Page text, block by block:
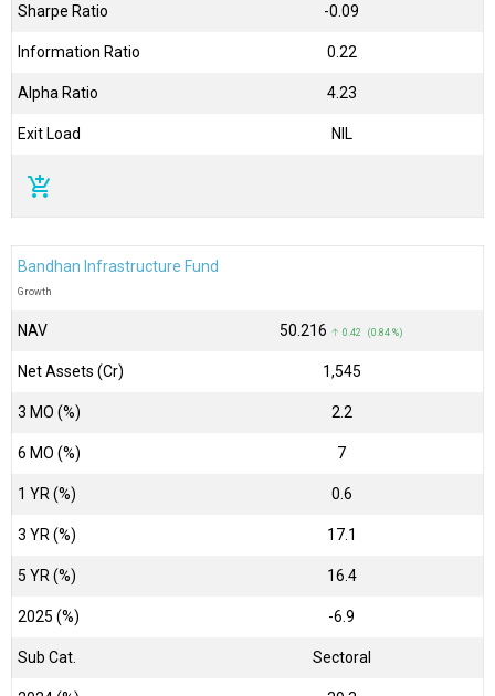
Sharpe Ratio -0.09
Information Ratio 0.22
Alpha Ratio 4.23
Exit Load NIL
add_shopping_cart
Bandhan Infrastructure Fund
Growth
NAV ₹50.216 ↑ 0.42 (0.84 %)
Net Assets (Cr) ₹1,545
3 MO (%) 2.2
6 MO (%) 7
1 YR (%) 0.6
3 YR (%) 17.1
5 YR (%) 16.4
2025 (%) -6.9
Sub Cat. Sectoral